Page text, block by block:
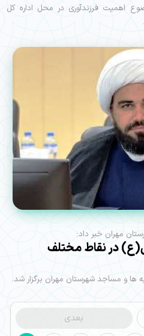
اهمیت فرزندآوری در محل اداره کل
مهران خبر داد:
در نقاط مختلف
ها و مساجد شهرستان مهران برگزار شد.
بعدی